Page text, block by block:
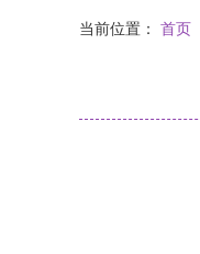
当前位置： 首页